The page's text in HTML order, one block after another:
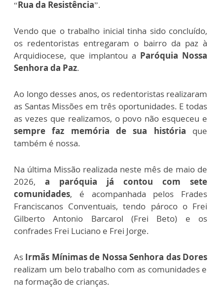
“Rua da Resistência”.
Vendo que o trabalho inicial tinha sido concluído,
os redentoristas entregaram o bairro da paz à
Arquidiocese, que implantou a Paróquia Nossa
Senhora da Paz.
Ao longo desses anos, os redentoristas realizaram
as Santas Missões em três oportunidades. E todas
as vezes que realizamos, o povo não esqueceu e
sempre faz memória de sua história que
também é nossa.
Na última Missão realizada neste mês de maio de
2026, a paróquia já contou com sete
comunidades, é acompanhada pelos Frades
Franciscanos Conventuais, tendo pároco o Frei
Gilberto Antonio Barcarol (Frei Beto) e os
confrades Frei Luciano e Frei Jorge.
As Irmãs Mínimas de Nossa Senhora das Dores
realizam um belo trabalho com as comunidades e
na formação de crianças.